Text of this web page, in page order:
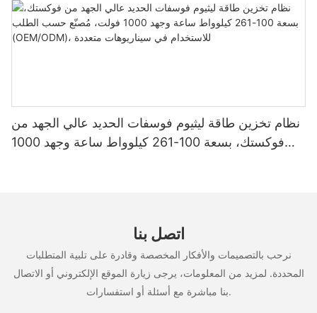
نظام تخزين طاقة ليثيوم فوسفات الحديد عالي الجهد من
فوكستك، بسعة 100-261 كيلوواط ساعة وجهد 1000
اتصل بنا
نرحب بالتصميمات والأفكار المخصصة وقادرة على تلبية المتطلبات
المحددة. لمزيد من المعلومات، يرجى زيارة الموقع الإلكتروني أو الاتصال
بنا مباشرة مع أسئلة أو استفسارات.